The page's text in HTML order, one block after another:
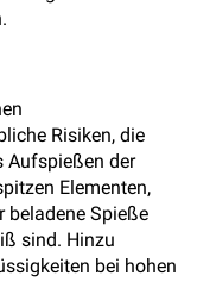
Risiken, die
Aufspießen der
Elementen,
beladene Spieße
sind. Hinzu
bei hohen